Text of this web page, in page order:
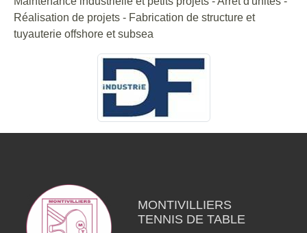
Réalisation de projets - Fabrication de structure et
tuyauterie offshore et subsea
MONTIVILLIERS
TENNIS DE TABLE